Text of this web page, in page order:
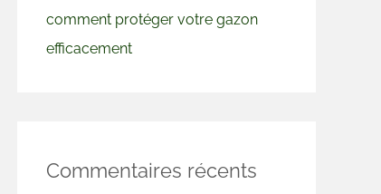
comment protéger votre gazon
efficacement
Commentaires récents